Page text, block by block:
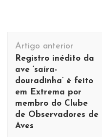
Navegação
de
post
Artigo anterior
Registro inédito da
ave ‘saíra-
douradinha’ é feito
em Extrema por
membro do Clube
de Observadores de
Aves